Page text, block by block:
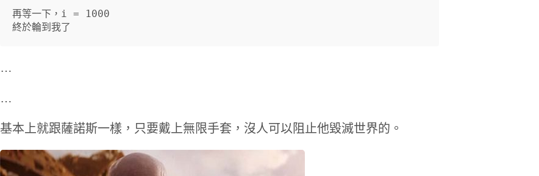
再等一下，i = 1000
…
…
基本上就跟薩諾斯一樣，只要戴上無限手套，沒人可以阻止他毀滅世界的。